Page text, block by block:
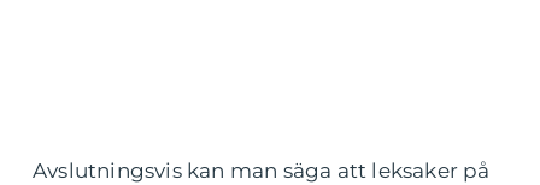
Avslutningsvis kan man säga att leksaker på